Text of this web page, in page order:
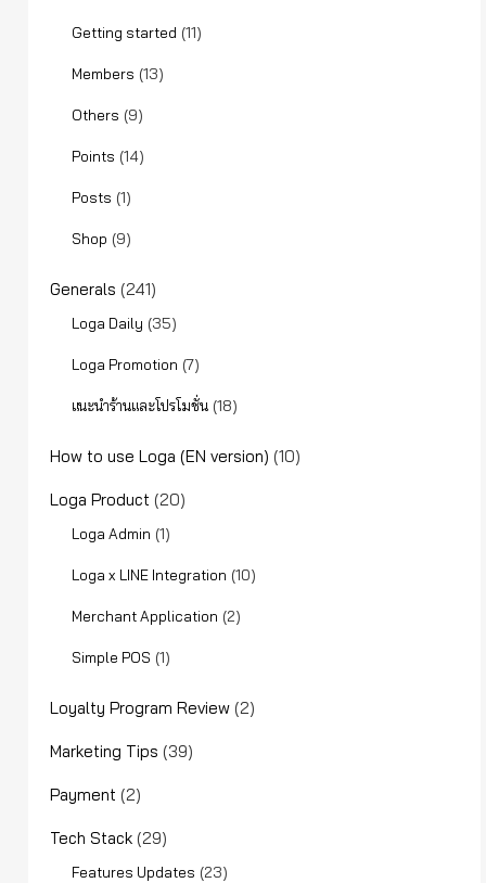
Getting started (11)
Members (13)
Others (9)
Points (14)
Posts (1)
Shop (9)
Generals (241)
Loga Daily (35)
Loga Promotion (7)
แนะนำร้านและโปรโมชั่น (18)
How to use Loga (EN version) (10)
Loga Product (20)
Loga Admin (1)
Loga x LINE Integration (10)
Merchant Application (2)
Simple POS (1)
Loyalty Program Review (2)
Marketing Tips (39)
Payment (2)
Tech Stack (29)
Features Updates (23)